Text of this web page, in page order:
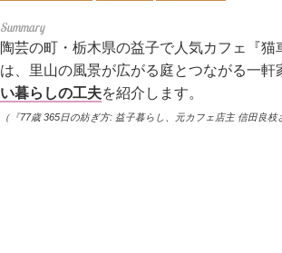
陶芸の町・栃木県の益子で人気カフェ『猫
は、里山の風景が広がる庭とつながる一
い暮らしの工夫を紹介します。
（『77歳 365日の紡ぎ方: 益子暮らし、元カフェ店主 信田良枝